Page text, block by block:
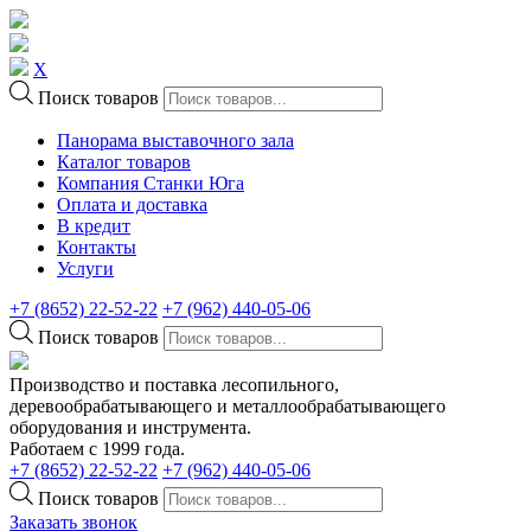
X
Поиск товаров
Панорама выставочного зала
Каталог товаров
Компания Станки Юга
Оплата и доставка
В кредит
Контакты
Услуги
+7 (8652) 22-52-22 +7 (962) 440-05-06
Поиск товаров
Производство и поставка лесопильного,
деревообрабатывающего и металлообрабатывающего
оборудования и инструмента.
Работаем с 1999 года.
+7 (8652) 22-52-22 +7 (962) 440-05-06
Поиск товаров
Заказать звонок